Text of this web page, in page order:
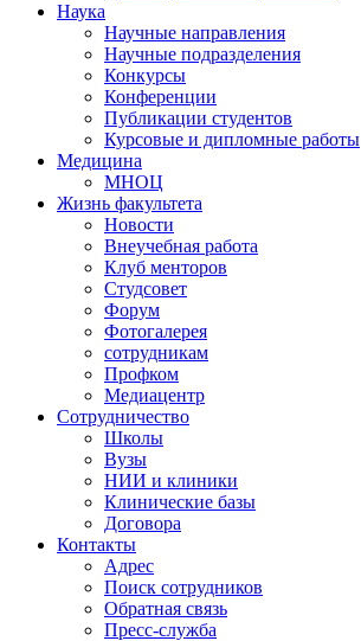
Наука
Научные направления
Научные подразделения
Конкурсы
Конференции
Публикации студентов
Курсовые и дипломные работы
Медицина
МНОЦ
Жизнь факультета
Новости
Внеучебная работа
Клуб менторов
Студсовет
Форум
Фотогалерея
сотрудникам
Профком
Медиацентр
Сотрудничество
Школы
Вузы
НИИ и клиники
Клинические базы
Договора
Контакты
Адрес
Поиск сотрудников
Обратная связь
Пресс-служба